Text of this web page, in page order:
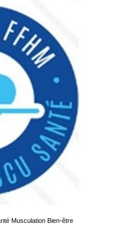
Musculation Bien-être